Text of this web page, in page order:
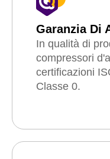
Garanzia Di
In qualità di
compressori
certificazioni
Classe 0.